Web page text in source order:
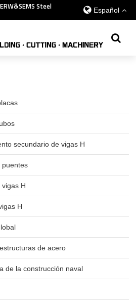
Steel
Español
de soldadura
secundario de vigas H
puentes
H
H
de acero
de la construcción naval